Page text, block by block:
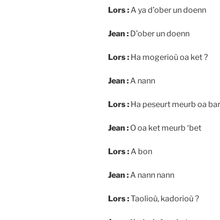
Lors : A ya d’ober un doenn
Jean : D’ober un doenn
Lors : Ha mogerioù oa ket ?
Jean : A nann
Lors : Ha peseurt meurb oa
Jean : O oa ket meurb ‘bet
Lors : A bon
Jean : A nann nann
Lors :Taolioù, kadorioù ?